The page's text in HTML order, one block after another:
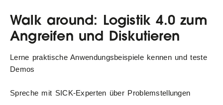
Walk around: Logistik 4.0 zum
Angreifen und Diskutieren
Lerne praktische Anwendungsbeispiele kennen und teste
Demos
Spreche mit SICK-Experten über Problemstellungen